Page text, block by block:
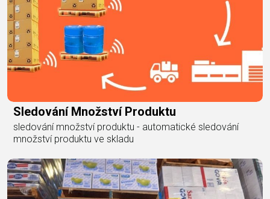
Sledování Množství Produktu
sledování množství produktu - automatické sledování
množství produktu ve skladu